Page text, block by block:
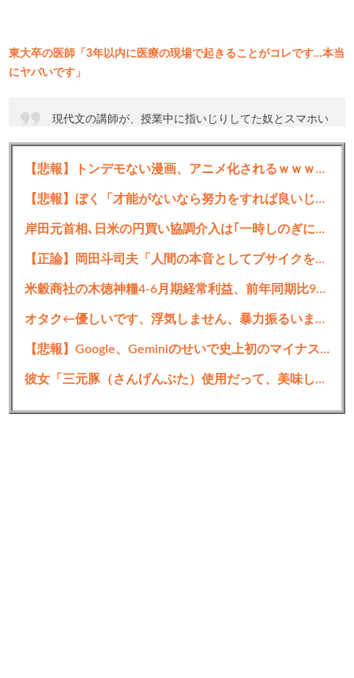
東大卒の医師「3年以内に医療の現場で起きることがコレです…本当
にヤバいです」
現代文の講師が、授業中に指いじりしてた奴とスマホい
どうすればいいんこれ
【悲報】トンデモない漫画、アニメ化されるｗｗｗｗｗｗｗｗｗ
【悲報】ぼく「才能がないなら努力をすれば良いじゃない」お前ら「努力できるのも才能だよ」
岸田元首相､日米の円買い協調介入は｢一時しのぎに過ぎない｣｢財政政策､金融政策でやるべきことをしっかりやっておくことが大事｣
【正論】岡田斗司夫「人間の本音としてブサイクを見たら不愉快になる。この責任をどうとるんだ」
米穀商社の木徳神糧4-6月期経常利益、前年同期比97.7％減の0.7億円に減益
オタク←優しいです、浮気しません、暴力振るいません←これがモテない理由
【悲報】Google、Geminiのせいで史上初のマイナスキャッシュフローに陥る
彼女「三元豚（さんげんぶた）使用だって、美味しそうだね」 ワイ「さんげんとん、ね」